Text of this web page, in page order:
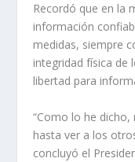
Recordó que en la
información
medidas, siempre
integridad física de
libertad para
“Como lo he
hasta ver a los
concluyó el